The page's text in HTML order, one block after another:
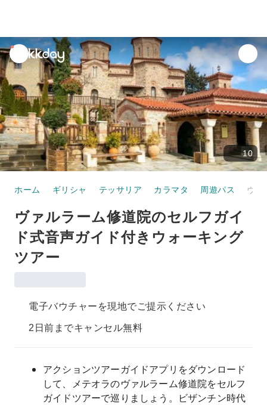
unread
notifications
10
ホーム ギリシャ テッサリア カラマタ 周遊パス
ヴァルラーム修道院のセルフガイ
ド式音声ガイド付きウォーキング
ツアー
電子バウチャーを現地でご提示ください
2日前までキャンセル無料
アクションツアーガイドアプリをダウンロード
して、メテオラのヴァルラーム修道院をセルフ
ガイドツアーで巡りましょう。ビザンチン時代